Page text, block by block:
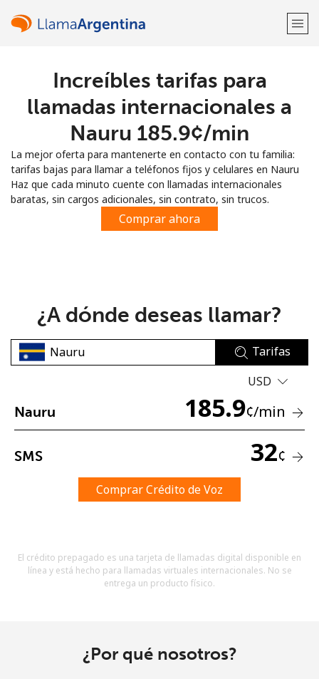
¡Bienvenido!
Regístrate con
No se ha creado una contraseña
Mínimo 8 caracteres
Un caracter especial
Al abrir una cuenta en este sitio web, estoy de acuerdo con
Términos y condiciones.
Increíbles tarifas para
llamadas internacionales a
Nauru ⁦185.9¢⁩/min
La mejor oferta para mantenerte en contacto con tu familia:
tarifas bajas para llamar a teléfonos fijos y celulares en Nauru
Haz que cada minuto cuente con llamadas internacionales
baratas, sin cargos adicionales, sin contrato, sin trucos.
Comprar ahora
¿A dónde deseas llamar?
Tarifas
USD
Nauru 185.9¢/min
SMS 32¢
Comprar Crédito de Voz
El crédito prepagado es una tarjeta de llamadas digital disponible en
línea y está hecho para llamadas virtuales internacionales. No se
entrega un producto físico.
¿Por qué nosotros?